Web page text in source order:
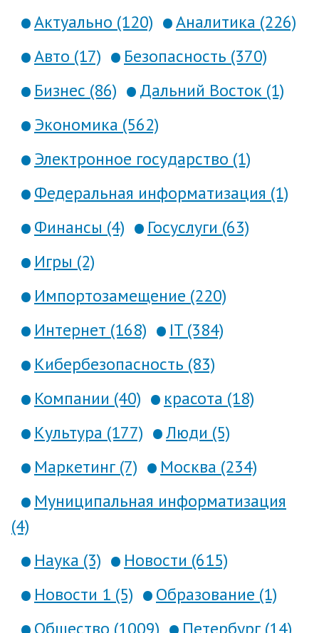
Актуально (120)
Аналитика (226)
Авто (17)
Безопасность (370)
Бизнес (86)
Дальний Восток (1)
Экономика (562)
Электронное государство (1)
Федеральная информатизация (1)
Финансы (4)
Госуслуги (63)
Игры (2)
Импортозамещение (220)
Интернет (168)
IT (384)
Кибербезопасность (83)
Компании (40)
красота (18)
Культура (177)
Люди (5)
Маркетинг (7)
Москва (234)
Муниципальная информатизация
(4)
Наука (3)
Новости (615)
Новости 1 (5)
Образование (1)
Общество (1009)
Петербург (14)